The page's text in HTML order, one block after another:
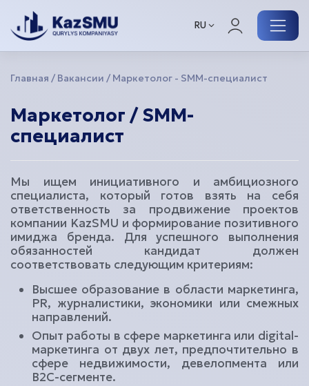
RU
Меню
Наши проекты
Для вас
Связаться с нами
kazsmu@mail.ru
+7 (700) 385 50 50
Главная Вакансии Маркетолог - SMM-специалист
Маркетолог / SMM-
специалист
Мы ищем инициативного и амбициозного
специалиста, который готов взять на себя
ответственность за продвижение проектов
компании KazSMU и формирование позитивного
имиджа бренда. Для успешного выполнения
обязанностей кандидат должен
соответствовать следующим критериям:
Высшее образование в области маркетинга,
PR, журналистики, экономики или смежных
направлений.
Опыт работы в сфере маркетинга или digital-
маркетинга от двух лет, предпочтительно в
сфере недвижимости, девелопмента или
B2C-сегменте.